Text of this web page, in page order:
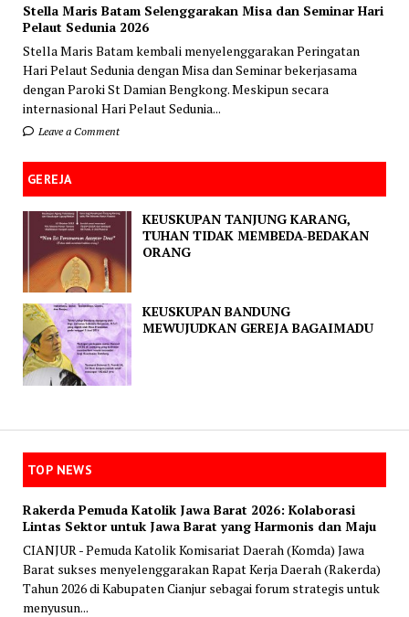
Stella Maris Batam Selenggarakan Misa dan Seminar Hari
Pelaut Sedunia 2026
Stella Maris Batam kembali menyelenggarakan Peringatan
Hari Pelaut Sedunia dengan Misa dan Seminar bekerjasama
dengan Paroki St Damian Bengkong. Meskipun secara
internasional Hari Pelaut Sedunia...
Leave a Comment
GEREJA
KEUSKUPAN TANJUNG KARANG,
TUHAN TIDAK MEMBEDA-BEDAKAN
ORANG
KEUSKUPAN BANDUNG
MEWUJUDKAN GEREJA BAGAIMADU
TOP NEWS
Rakerda Pemuda Katolik Jawa Barat 2026: Kolaborasi
Lintas Sektor untuk Jawa Barat yang Harmonis dan Maju
CIANJUR - Pemuda Katolik Komisariat Daerah (Komda) Jawa
Barat sukses menyelenggarakan Rapat Kerja Daerah (Rakerda)
Tahun 2026 di Kabupaten Cianjur sebagai forum strategis untuk
menyusun...